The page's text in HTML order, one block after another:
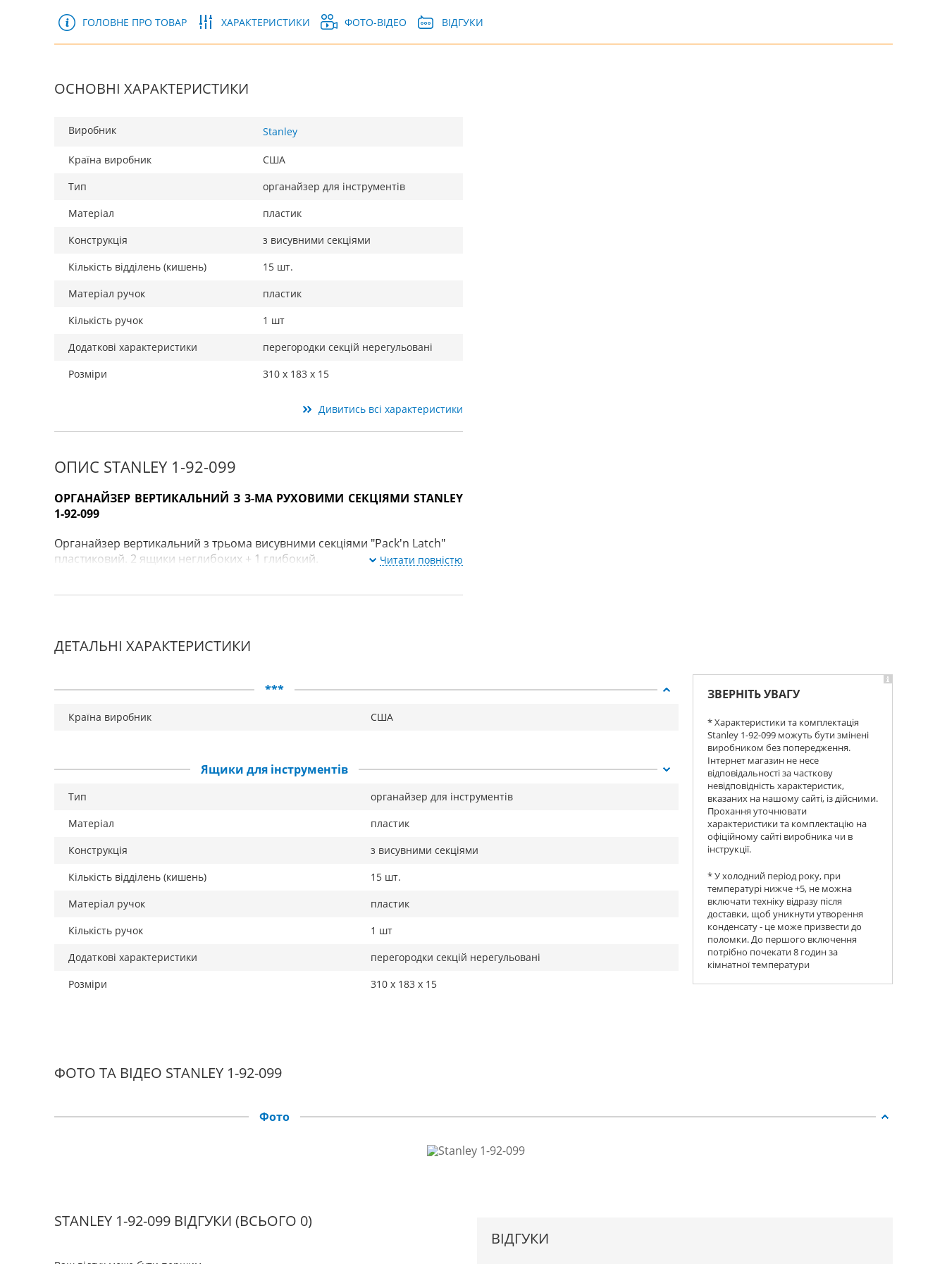
ГОЛОВНЕ ПРО ТОВАР ХАРАКТЕРИСТИКИ ФОТО-ВІДЕО ВІДГУКИ
ОСНОВНІ ХАРАКТЕРИСТИКИ
Виробник Stanley
Країна виробник
США
Тип
органайзер для інструментів
Матеріал
пластик
Конструкція
з висувними секціями
Кількість відділень (кишень)
15 шт.
Матеріал ручок
пластик
Кількість ручок
1 шт
Додаткові характеристики
перегородки секцій нерегульовані
Розміри
310 х 183 х 15
Дивитись всі характеристики
ОПИС STANLEY 1-92-099
ОРГАНАЙЗЕР ВЕРТИКАЛЬНИЙ З 3-МА РУХОВИМИ СЕКЦІЯМИ STANLEY
1-92-099
Органайзер вертикальний з трьома висувними секціями "Pack'n Latch"
пластиковий. 2 ящики неглибоких + 1 глибокий.
Читати повністю
ДЕТАЛЬНІ ХАРАКТЕРИСТИКИ
***
Країна виробник США
Ящики для інструментів
Тип
органайзер для інструментів
Матеріал
пластик
Конструкція
з висувними секціями
Кількість відділень (кишень)
15 шт.
Матеріал ручок
пластик
Кількість ручок
1 шт
Додаткові характеристики
перегородки секцій нерегульовані
Розміри
310 х 183 х 15
ЗВЕРНІТЬ УВАГУ
* Характеристики та комплектація
Stanley 1-92-099 можуть бути змінені
виробником без попередження.
Інтернет магазин не несе
відповідальності за часткову
невідповідність характеристик,
вказаних на нашому сайті, із дійсними.
Прохання уточнювати
характеристики та комплектацію на
офіційному сайті виробника чи в
інструкції.
* У холодний період року, при
температурі нижче +5, не можна
включати техніку відразу після
доставки, щоб уникнути утворення
конденсату - це може призвести до
поломки. До першого включення
потрібно почекати 8 годин за
кімнатної температури
ФОТО ТА ВІДЕО STANLEY 1-92-099
Фото
STANLEY 1-92-099 ВІДГУКИ (ВСЬОГО 0)
ВІДГУКИ